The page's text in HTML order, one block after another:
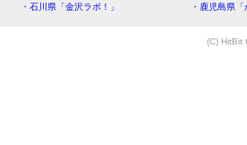
・石川県「金沢ラボ！」
・鹿児島県
(C) HitBit